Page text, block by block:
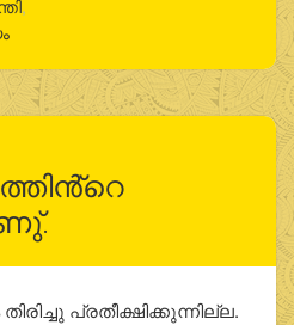
,
പ്രതീക്ഷിക്കുന്നില്ല.